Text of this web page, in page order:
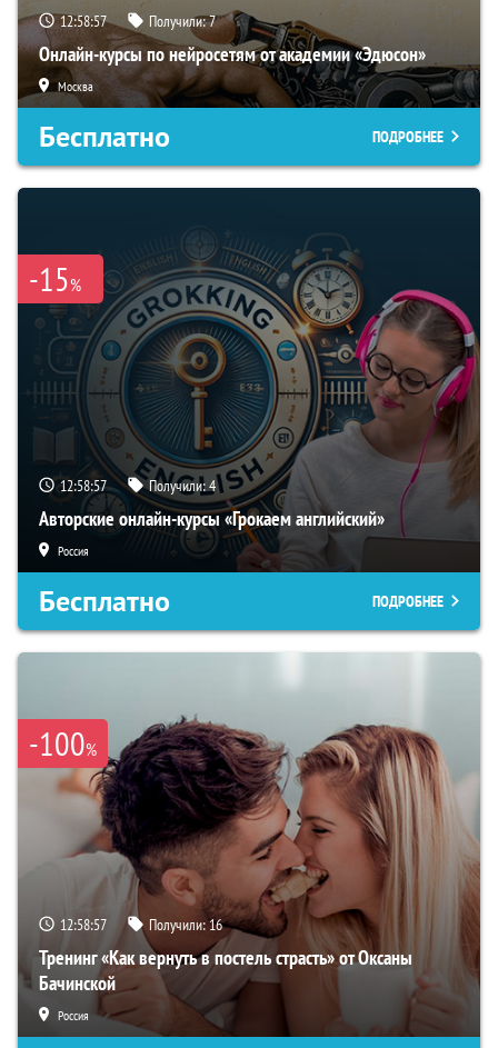
12:58:56 Получили:7
Онлайн-курсы по нейросетям от академии «Эдюсон»
Москва
Бесплатно ПОДРОБНЕЕ
-15%
12:58:56 Получили:4
Авторские онлайн-курсы «Грокаем английский»
Россия
Бесплатно ПОДРОБНЕЕ
-100%
12:58:56 Получили:16
Тренинг «Как вернуть в постель страсть» от Оксаны
Бачинской
Россия